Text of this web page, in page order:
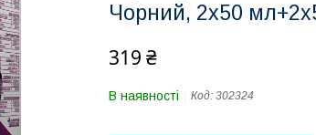
Чорний, 2x50
319 ₴
В наявності Код: 302324